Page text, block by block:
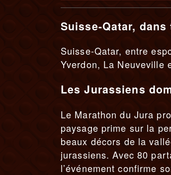
Suisse-Qatar,
Suisse-Qatar, entre
Yverdon, La Neuveville
Les Jurassiens
Le Marathon du Jura
paysage prime sur la
beaux décors de la
jurassiens. Avec 80
l’événement confirme